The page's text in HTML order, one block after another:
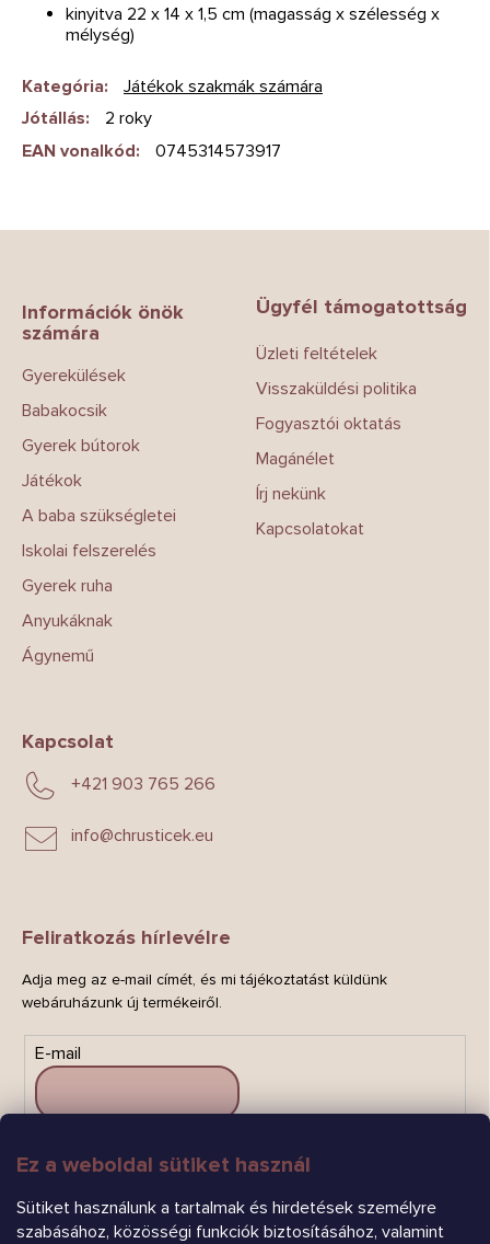
Ez a weboldal sütiket használ
Sütiket használunk a tartalmak és hirdetések személyre
szabásához, közösségi funkciók biztosításához, valamint
kinyitva 22 x 14 x 1,5 cm (magasság x szélesség x
mélység)
Kategória:
Játékok szakmák számára
Jótállás:
2 roky
EAN vonalkód: 0745314573917
Információk önök
számára
Gyerekülések
Babakocsik
Gyerek bútorok
Játékok
A baba szükségletei
Iskolai felszerelés
Gyerek ruha
Anyukáknak
Ágynemű
Ügyfél támogatottság
Üzleti feltételek
Visszaküldési politika
Fogyasztói oktatás
Magánélet
Írj nekünk
Kapcsolatokat
Kapcsolat
info@chrusticek.eu
+421 903 765 266
Feliratkozás hírlevélre
Adja meg az e-mail címét, és mi tájékoztatást küldünk
webáruházunk új termékeiről.
E-mail
FELIRATKOZÁS